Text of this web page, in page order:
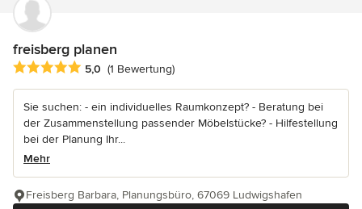
freisberg planen
Durchschnittliche Bewertung: 5 von 5 Sternen
5,0 (1 Bewertung)
Sie suchen: - ein individuelles Raumkonzept? - Beratung bei
der Zusammenstellung passender Möbelstücke? - Hilfestellung
bei der Planung Ihr...
Mehr
Freisberg Barbara, Planungsbüro, 67069 Ludwigshafen